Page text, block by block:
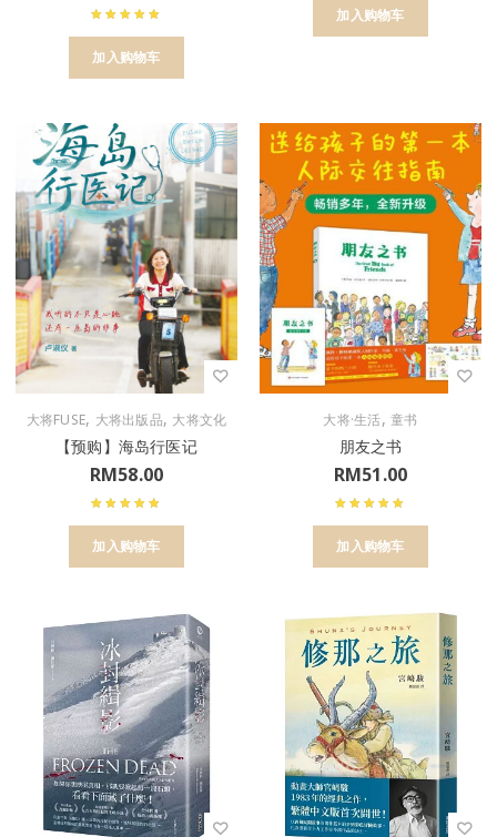
加入购物车
加入购物车
大将FUSE, 大将出版品, 大将文化
【预购】海岛行医记
RM58.00
加入购物车
大将·生活,童书
朋友之书
RM51.00
加入购物车